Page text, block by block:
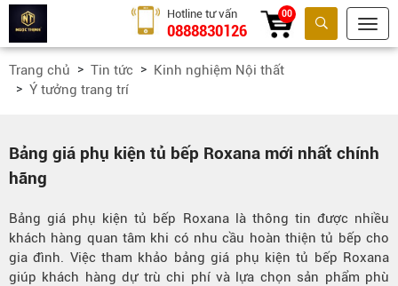
Tìm kiếm
Hotline tư vấn
0888830126
00
Trang chủ Tin tức
Kinh nghiệm Nội thất
Ý tưởng trang trí
Bảng giá phụ kiện tủ bếp Roxana mới nhất chính
hãng
Bảng giá phụ kiện tủ bếp Roxana là thông tin được nhiều
khách hàng quan tâm khi có nhu cầu hoàn thiện tủ bếp cho
gia đình. Việc tham khảo bảng giá phụ kiện tủ bếp Roxana
giúp khách hàng dự trù chi phí và lựa chọn sản phẩm phù